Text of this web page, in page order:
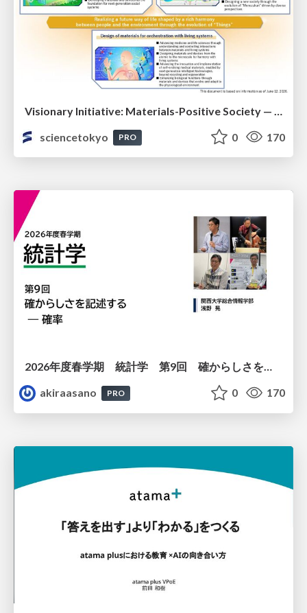
sciencetokyo
PRO 0 170
2026年度春学期 統計学 第9回 確からしさを記述する ー 確率 (2026. 5. 28)
akiraasano
PRO 0 170